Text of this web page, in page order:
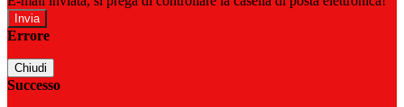
Errore
Chiudi
Successo